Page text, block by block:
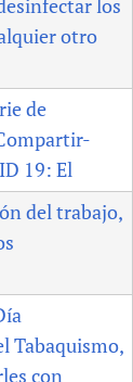
los
otro
de
19: El
del trabajo,
Tabaquismo,
con